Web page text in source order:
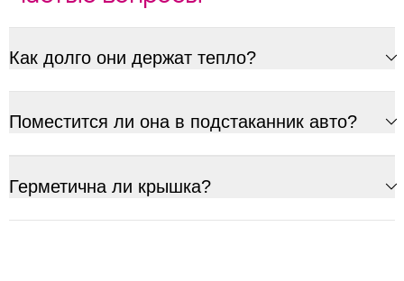
Как долго они держат тепло?
Поместится ли она в подстаканник авто?
Герметична ли крышка?